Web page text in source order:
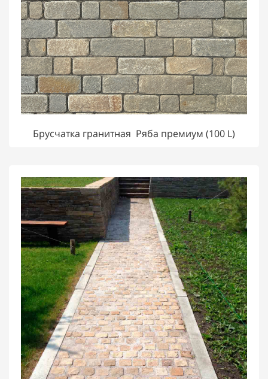
Брусчатка гранитная Ряба премиум (100 L)